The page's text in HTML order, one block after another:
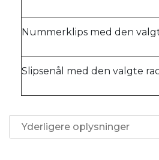
Nummerklips med den
Slipsenål med den valgte
Yderligere oplysninger